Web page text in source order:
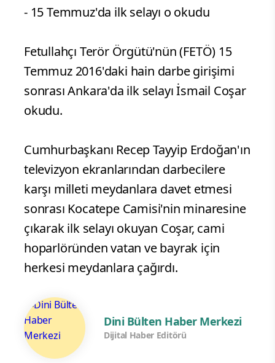
- 15 Temmuz'da ilk selayı o okudu
Fetullahçı Terör Örgütü'nün (FETÖ) 15
Temmuz 2016'daki hain darbe girişimi
sonrası Ankara'da ilk selayı İsmail Coşar
okudu.
Cumhurbaşkanı Recep Tayyip Erdoğan'ın
televizyon ekranlarından darbecilere
karşı milleti meydanlara davet etmesi
sonrası Kocatepe Camisi'nin minaresine
çıkarak ilk selayı okuyan Coşar, cami
hoparlöründen vatan ve bayrak için
herkesi meydanlara çağırdı.
Dini Bülten Haber Merkezi
Dijital Haber Editörü